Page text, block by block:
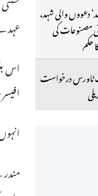
اس
’100 فیصد‘ دعووں والی شہد،
مصنوعات کی
حکم
ٹاورس درخواست